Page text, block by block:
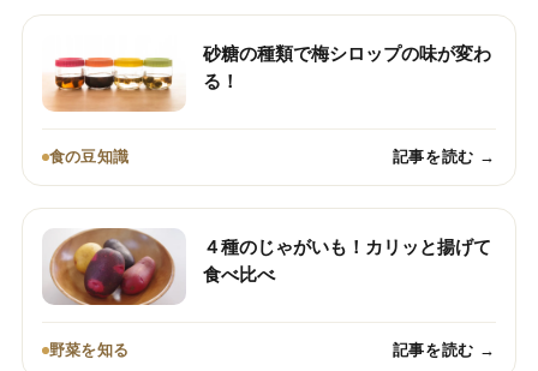
砂糖の種類で梅シロップの味が変わ
る！
食の豆知識 記事を読む →
４種のじゃがいも！カリッと揚げて
食べ比べ
野菜を知る 記事を読む →